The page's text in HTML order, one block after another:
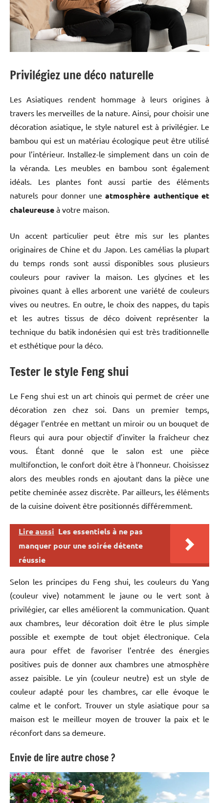
Privilégiez une déco naturelle
Les Asiatiques rendent hommage à leurs origines à
travers les merveilles de la nature. Ainsi, pour choisir une
décoration asiatique, le style naturel est à privilégier. Le
bambou qui est un matériau écologique peut être utilisé
pour l’intérieur. Installez-le simplement dans un coin de
la véranda. Les meubles en bambou sont également
idéals. Les plantes font aussi partie des éléments
naturels pour donner une atmosphère authentique et
chaleureuse à votre maison.
Un accent particulier peut être mis sur les plantes
originaires de Chine et du Japon. Les camélias la plupart
du temps ronds sont aussi disponibles sous plusieurs
couleurs pour raviver la maison. Les glycines et les
pivoines quant à elles arborent une variété de couleurs
vives ou neutres. En outre, le choix des nappes, du tapis
et les autres tissus de déco doivent représenter la
technique du batik indonésien qui est très traditionnelle
et esthétique pour la déco.
Tester le style Feng shui
Le Feng shui est un art chinois qui permet de créer une
décoration zen chez soi. Dans un premier temps,
dégager l’entrée en mettant un miroir ou un bouquet de
fleurs qui aura pour objectif d’inviter la fraîcheur chez
vous. Étant donné que le salon est une pièce
multifonction, le confort doit être à l’honneur. Choisissez
alors des meubles ronds en ajoutant dans la pièce une
petite cheminée assez discrète. Par ailleurs, les éléments
de la cuisine doivent être positionnés différemment.
Lire aussi Les essentiels à ne pas
manquer pour une soirée détente
réussie
Selon les principes du Feng shui, les couleurs du Yang
(couleur vive) notamment le jaune ou le vert sont à
privilégier, car elles améliorent la communication. Quant
aux chambres, leur décoration doit être le plus simple
possible et exempte de tout objet électronique. Cela
aura pour effet de favoriser l’entrée des énergies
positives puis de donner aux chambres une atmosphère
assez paisible. Le yin (couleur neutre) est un style de
couleur adapté pour les chambres, car elle évoque le
calme et le confort. Trouver un style asiatique pour sa
maison est le meilleur moyen de trouver la paix et le
réconfort dans sa demeure.
Envie de lire autre chose ?